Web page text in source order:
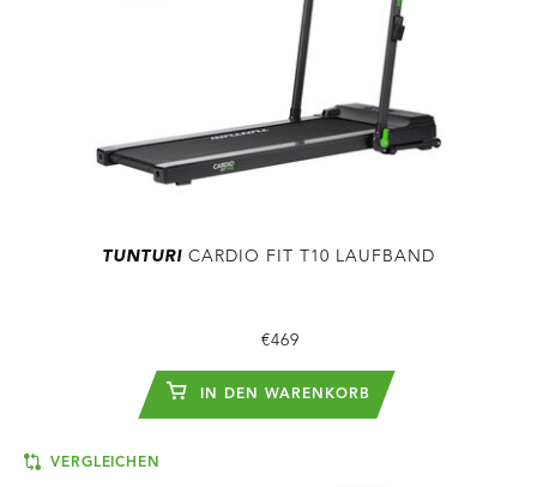
TUNTURI CARDIO FIT T10 LAUFBAND
€469
IN DEN WARENKORB
VERGLEICHEN